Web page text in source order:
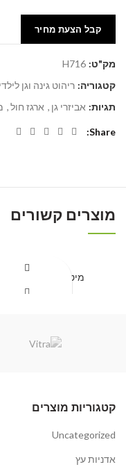
קבל הצעת מחיר
מק"ט: H716
קטגוריה: ריהוט גינה וגן
תגיות: אביזרי גן , ארגז חול,
Share
מוצרים קשורים
מיטת שיזוף לילדים
קטגוריות מוצרים
Uncategorized
אדניות עץ